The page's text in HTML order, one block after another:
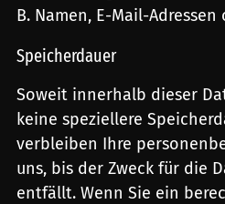
B. Namen, E-Mail-
Speicherdauer
Soweit innerhalb dieser
keine speziellere
verbleiben Ihre
uns, bis der Zweck für die
entfällt. Wenn Sie ein